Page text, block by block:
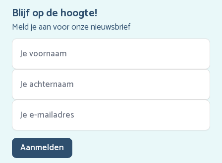
Blijf op de hoogte!
Meld je aan voor onze nieuwsbrief
Aanmelden